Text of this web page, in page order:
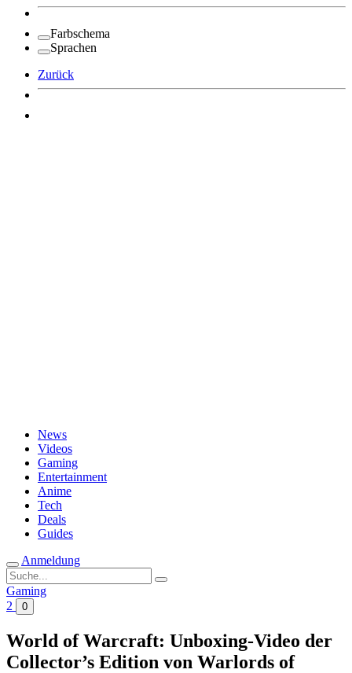
Farbschema
Sprachen
Zurück
News
Videos
Gaming
Entertainment
Anime
Tech
Deals
Guides
Anmeldung
Suche
nach:
Gaming
2
0
World of Warcraft: Unboxing-Video der
Collector’s Edition von Warlords of